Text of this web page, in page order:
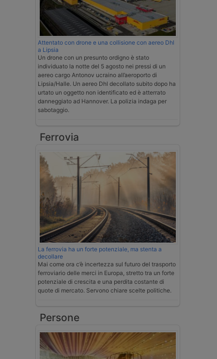
Attentato con drone e una collisione con aereo Dhl
a Lipsia
Un drone con un presunto ordigno è stato
individuato la notte del 5 agosto nei pressi di un
aereo cargo Antonov ucraino all’aeroporto di
Lipsia/Halle. Un aereo Dhl decollato subito dopo ha
urtato un oggetto non identificato ed è atterrato
danneggiato ad Hannover. La polizia indaga per
sabotaggio.
Ferrovia
La ferrovia ha un forte potenziale, ma stenta a
decollare
Mai come ora c’è incertezza sul futuro del trasporto
ferroviario delle merci in Europa, stretto tra un forte
potenziale di crescita e una perdita costante di
quote di mercato. Servono chiare scelte politiche.
Persone